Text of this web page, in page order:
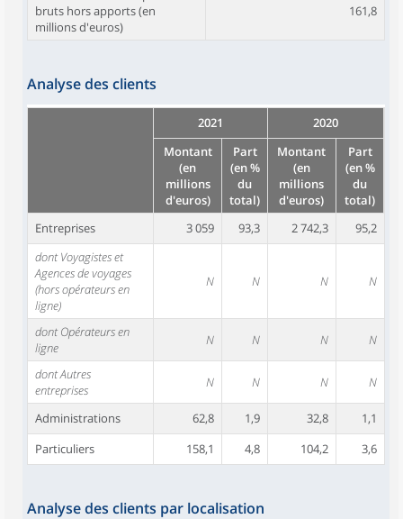
bruts hors apports (en
millions d'euros)
161,8
Analyse des clients
2021
2020
Montant
(en
millions
d'euros)
Part
(en %
du
total)
Montant
(en
millions
d'euros)
Part
(en %
du
total)
Entreprises
3 059 93,3 2 742,3
95,2
dont Voyagistes et
Agences de voyages
(hors opérateurs en
ligne)
N N N N
dont Opérateurs en
ligne
N N N N
dont Autres
entreprises
N N N N
Administrations 62,8 1,9 32,8
1,1
Particuliers
158,1 4,8 104,2 3,6
Analyse des clients par localisation